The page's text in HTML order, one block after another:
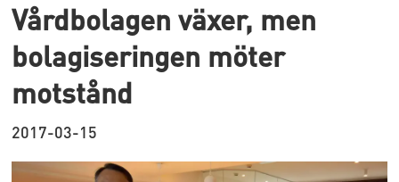
Vårdbolagen växer, men
bolagiseringen möter
motstånd
2017-03-15